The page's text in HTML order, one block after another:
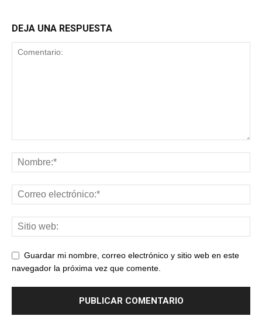
DEJA UNA RESPUESTA
Guardar mi nombre, correo electrónico y sitio web en este
navegador la próxima vez que comente.